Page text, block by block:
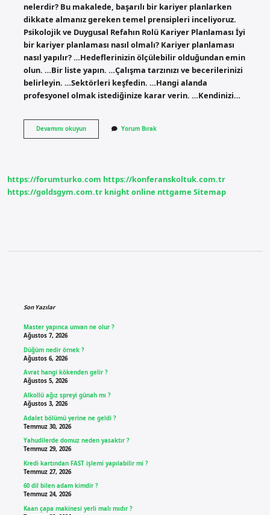
nelerdir? Bu makalede, başarılı bir kariyer planlarken
dikkate almanız gereken temel prensipleri inceliyoruz.
Psikolojik ve Duygusal Refahın Rolü Kariyer Planlaması İyi
bir kariyer planlaması nasıl olmalı? Kariyer planlaması
nasıl yapılır? …Hedeflerinizin ölçülebilir olduğundan emin
olun. …Bir liste yapın. …Çalışma tarzınızı ve becerilerinizi
belirleyin. …Sektörleri keşfedin. …Hangi alanda
profesyonel olmak istediğinize karar verin. …Kendinizi…
Devamını okuyunKariyer
Planlama
Yorum Bırak
https://forumturko.com https://konferanskoltuk.com.tr
https://goldsgym.com.tr knight online nttgame Sitemap
Son Yazılar
Master yapınca unvan ne olur ?
Ağustos 7, 2026
Düğüm nedir örnek ?
Ağustos 6, 2026
Avrat hangi kökenden gelir ?
Ağustos 5, 2026
Alkollü ağız spreyi günah mı ?
Ağustos 3, 2026
Adalet bölümü yerine ne geldi ?
Temmuz 30, 2026
Yahudilerde domuz neden yasaktır ?
Temmuz 29, 2026
Kredi kartından FAST işlemi yapılabilir mi ?
Temmuz 27, 2026
60 dil bilen adam kimdir ?
Temmuz 24, 2026
Kaan çapa makinesi yerli malı mıdır ?